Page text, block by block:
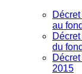
au
du
2015